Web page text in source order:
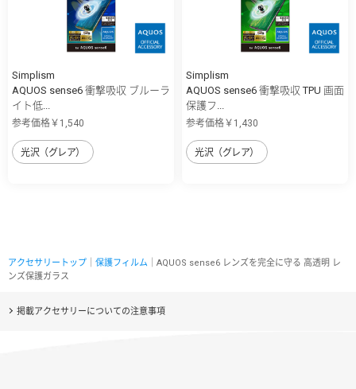
Simplism
AQUOS sense6 衝撃吸収 ブルーラ
イト低...
参考価格￥1,540
光沢（グレア）
Simplism
AQUOS sense6 衝撃吸収 TPU 画面
保護フ...
参考価格￥1,430
光沢（グレア）
アクセサリートップ 保護フィルム ｜AQUOS sense6 レンズを完全に守る 高透明 レ
ンズ保護ガラス
掲載アクセサリーについての注意事項